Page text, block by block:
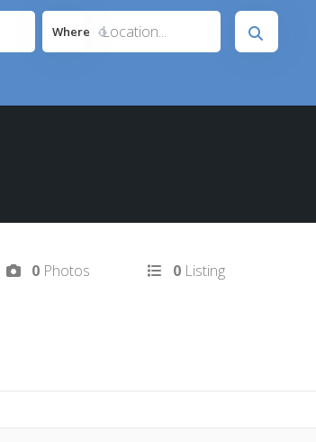
Where Location...
0 Photos 0 Listing